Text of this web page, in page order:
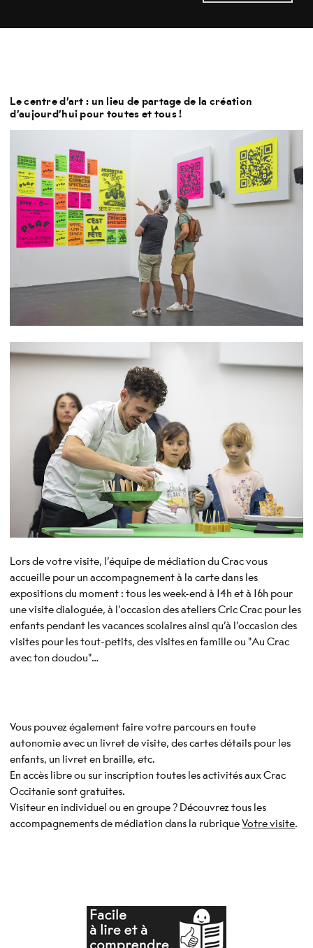
Le centre d’art : un lieu de partage de la création
d’aujourd’hui pour toutes et tous !
Lors de votre visite, l’équipe de médiation du Crac vous
accueille pour un accompagnement à la carte dans les
expositions du moment : tous les week-end à 14h et à 16h pour
une visite dialoguée, à l’occasion des ateliers Cric Crac pour les
enfants pendant les vacances scolaires ainsi qu’à l’occasion des
visites pour les tout-petits, des visites en famille ou "Au Crac
avec ton doudou"…
Vous pouvez également faire votre parcours en toute
autonomie avec un livret de visite, des cartes détails pour les
enfants, un livret en braille, etc.
En accès libre ou sur inscription toutes les activités aux Crac
Occitanie sont gratuites.
Visiteur en individuel ou en groupe ? Découvrez tous les
accompagnements de médiation dans la rubriqueVotre visite.